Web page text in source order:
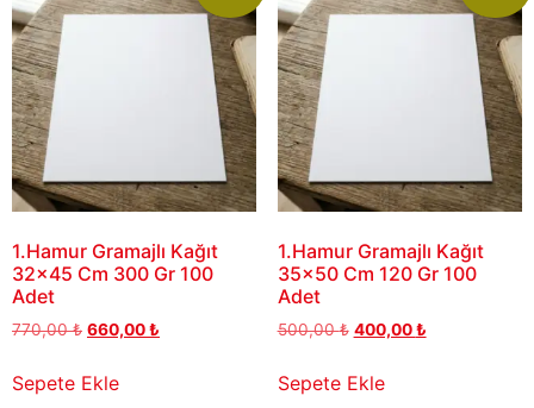
1.Hamur Gramajlı Kağıt
32×45 Cm 300 Gr 100
Adet
770,00₺ 660,00₺
Sepete Ekle
1.Hamur Gramajlı Kağıt
35×50 Cm 120 Gr 100
Adet
500,00₺ 400,00₺
Sepete Ekle